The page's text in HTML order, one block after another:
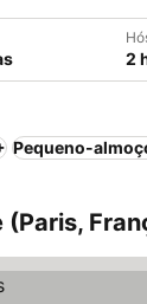
2
Pequeno-